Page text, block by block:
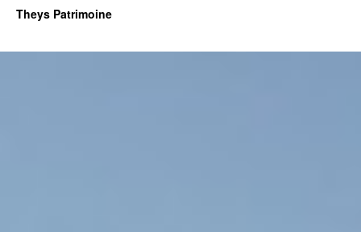
Theys Patrimoine